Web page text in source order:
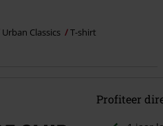
Urban Classics T-shirt
Profiteer